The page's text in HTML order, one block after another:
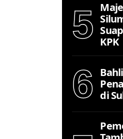
5
KPK
6
di